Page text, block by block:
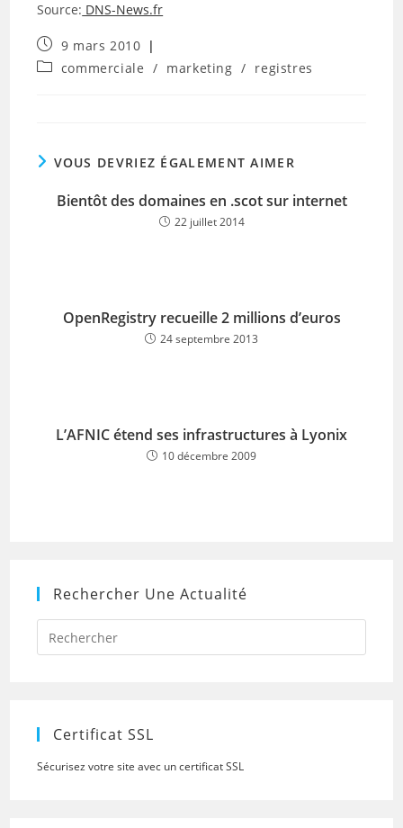
Source: DNS-News.fr
Publication
publiée :
9 mars 2010
Postcommerciale / marketing / registres
VOUS DEVRIEZ ÉGALEMENT AIMER
Bientôt des domaines en .scot sur internet
22 juillet 2014
OpenRegistry recueille 2 millions d’euros
24 septembre 2013
L’AFNIC étend ses infrastructures à Lyonix
10 décembre 2009
Rechercher Une Actualité
Press
to
Certificat SSL
Sécurisez votre site avec un certificat SSL